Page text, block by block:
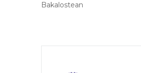
Bakalostean